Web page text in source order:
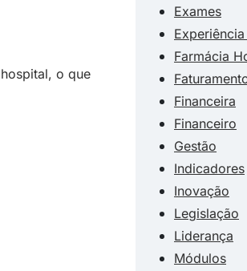
o que
Exames
Farmácia
Financeira
Financeiro
Gestão
Indicadores
Inovação
Legislação
Liderança
Módulos